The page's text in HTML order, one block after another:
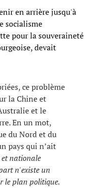
en arrière jusqu'à
socialisme
pour la souveraineté
devait
ce problème
la Chine et
et le
En un mot,
du Nord et du
pays qui n’ait
nationale
n'existe un
le plan politique.